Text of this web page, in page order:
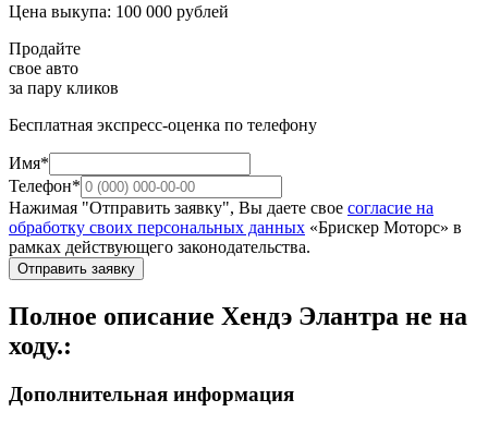
Цена выкупа: 100 000 рублей
Продайте
свое авто
за пару кликов
Бесплатная экспресс-оценка по телефону
Имя*
Телефон*
Нажимая "Отправить заявку", Вы даете свое согласие на
обработку своих персональных данных «Брискер Моторс» в
рамках действующего законодательства.
Отправить заявку
Полное описание Хендэ Элантра не на
ходу.:
Дополнительная информация